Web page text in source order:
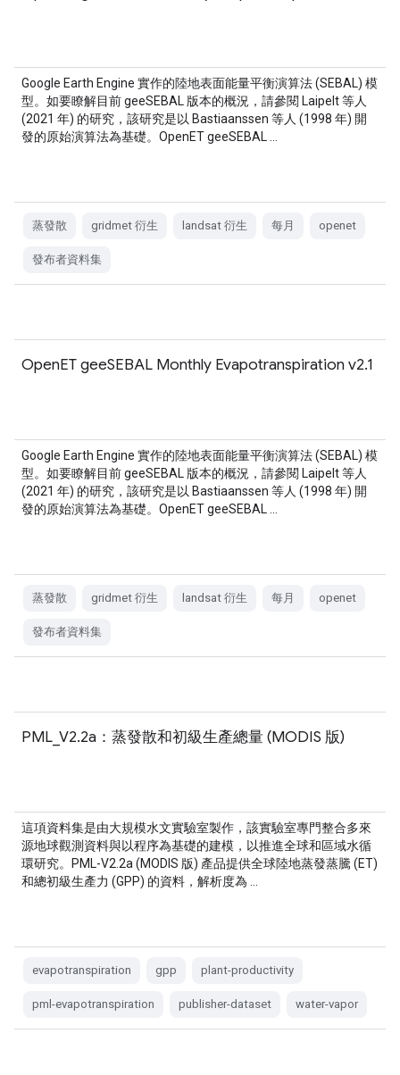
Google Earth Engine 實作的陸地表面能量平衡演算法 (SEBAL) 模
型。如要瞭解目前 geeSEBAL 版本的概況，請參閱 Laipelt 等人
(2021 年) 的研究，該研究是以 Bastiaanssen 等人 (1998 年) 開
發的原始演算法為基礎。OpenET geeSEBAL …
蒸發散 gridmet 衍生 landsat 衍生 每月 openet
發布者資料集
OpenET geeSEBAL Monthly Evapotranspiration v2.1
Google Earth Engine 實作的陸地表面能量平衡演算法 (SEBAL) 模
型。如要瞭解目前 geeSEBAL 版本的概況，請參閱 Laipelt 等人
(2021 年) 的研究，該研究是以 Bastiaanssen 等人 (1998 年) 開
發的原始演算法為基礎。OpenET geeSEBAL …
蒸發散 gridmet 衍生 landsat 衍生 每月 openet
發布者資料集
PML_V2.2a：蒸發散和初級生產總量 (MODIS 版)
這項資料集是由大規模水文實驗室製作，該實驗室專門整合多來
源地球觀測資料與以程序為基礎的建模，以推進全球和區域水循
環研究。PML-V2.2a (MODIS 版) 產品提供全球陸地蒸發蒸騰 (ET)
和總初級生產力 (GPP) 的資料，解析度為 …
evapotranspiration gpp plant-productivity
pml-evapotranspiration publisher-dataset water-vapor